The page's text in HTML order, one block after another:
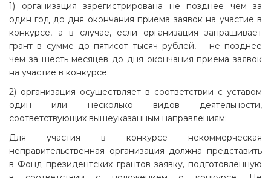
1) организация зарегистрирована не позднее чем за
один год до дня окончания приема заявок на участие в
конкурсе, а в случае, если организация запрашивает
грант в сумме до пятисот тысяч рублей, – не позднее
чем за шесть месяцев до дня окончания приема заявок
на участие в конкурсе;
2) организация осуществляет в соответствии с уставом
один или несколько видов деятельности,
соответствующих вышеуказанным направлениям;
Для участия в конкурсе некоммерческая
неправительственная организация должна представить
в Фонд президентских грантов заявку, подготовленную